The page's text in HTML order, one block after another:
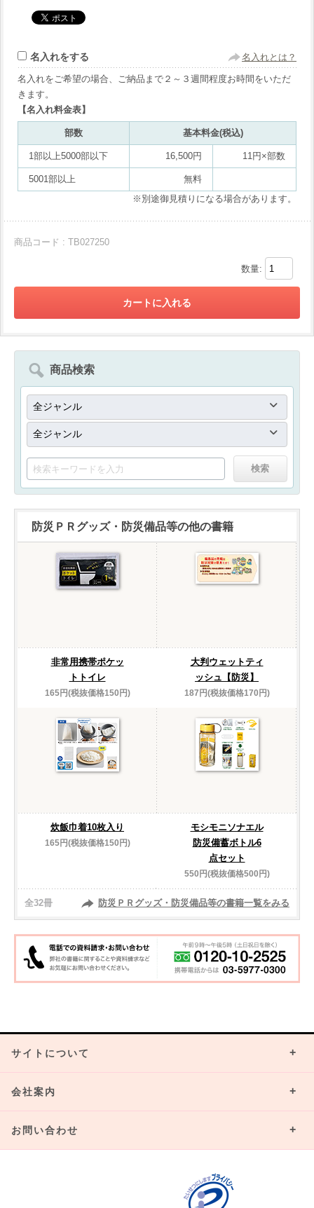
名入れをする 名入れとは？
名入れをご希望の場合、ご納品まで２～３週間程度お時間をいただ
きます。
【名入れ料金表】
部数 基本料金(税込)
1部以上5000部以下 16,500円 11円×部数
5001部以上
無料
※別途御見積りになる場合があります。
商品コード : TB027250
数量:
商品検索
防災ＰＲグッズ・防災備品等の他の書籍
非常用携帯ポケッ
トトイレ
165円(税抜価格150円)
大判ウェットティ
ッシュ【防災】
187円(税抜価格170円)
炊飯巾着10枚入り
165円(税抜価格150円)
モシモニソナエル
防災備蓄ボトル6
点セット
550円(税抜価格500円)
全32冊 防災ＰＲグッズ・防災備品等の書籍一覧をみる
サイトについて
会社案内
お問い合わせ